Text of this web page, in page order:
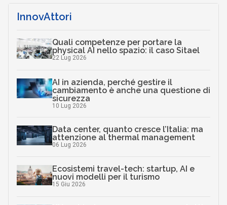
InnovAttori
Quali competenze per portare la
physical AI nello spazio: il caso Sitael
22 Lug 2026
AI in azienda, perché gestire il
cambiamento è anche una questione di
sicurezza
10 Lug 2026
Data center, quanto cresce l’Italia: ma
attenzione al thermal management
06 Lug 2026
Ecosistemi travel-tech: startup, AI e
nuovi modelli per il turismo
15 Giu 2026